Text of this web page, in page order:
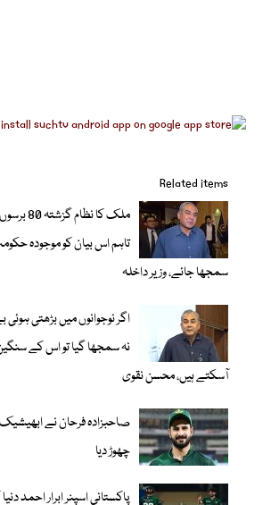
Related items
ملک کا
تاہم اس بیان کو موجودہ
سمجھا جائے، وزیر داخلہ
اگر نوجوانوں میں بڑھتی
نہ سمجھا گیا تو اس کے
آسکتے ہیں، محسن نقوی
صاحبزادہ فرحان نے
چھوڑ دیا
پاکستانی اسپنر ابرار احمد